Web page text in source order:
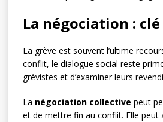
La négociation :
La grève est souvent l’ultime
conflit, le dialogue social reste
grévistes et d’examiner leurs
La négociation collective peut
et de mettre fin au conflit. Elle